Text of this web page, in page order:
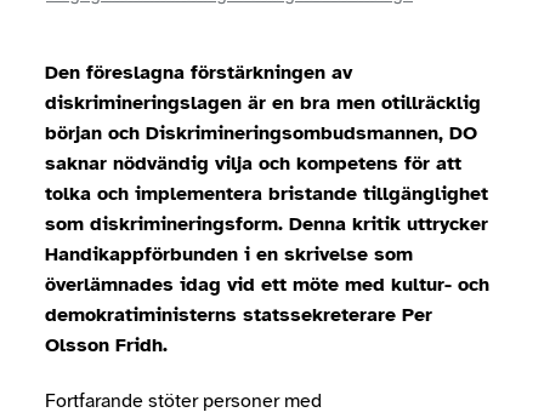
Den föreslagna förstärkningen av
diskrimineringslagen är en bra men otillräcklig
början och Diskrimineringsombudsmannen, DO
saknar nödvändig vilja och kompetens för att
tolka och implementera bristande tillgänglighet
som diskrimineringsform. Denna kritik uttrycker
Handikappförbunden i en skrivelse som
överlämnades idag vid ett möte med kultur- och
demokratiministerns statssekreterare Per
Olsson Fridh.
Fortfarande stöter personer med